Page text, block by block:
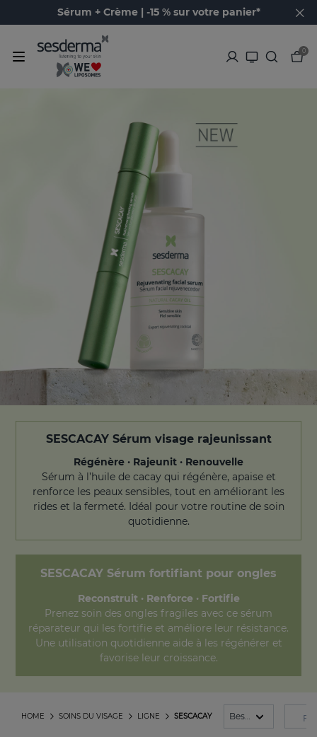
Sérum + Crème | -15 % sur votre panier*
0
SESCACAY Sérum visage rajeunissant
Régénère · Rajeunit · Renouvelle
Sérum à l’huile de cacay qui régénère, apaise et
renforce les peaux sensibles, tout en améliorant les
rides et la fermeté. Idéal pour votre routine de soin
quotidienne.
SESCACAY Sérum fortifiant pour ongles
Reconstruit · Renforce · Fortifie
Prenez soin des ongles fragiles avec ce sérum
réparateur qui les fortifie et améliore leur résistance.
Une utilisation quotidienne aide à les régénérer et
favorise leur croissance.
SESCACAY
LIGNE
SOINS DU VISAGE
HOME